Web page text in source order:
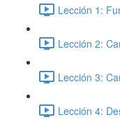
Lección 1:
Lección 2:
Lección 3:
Lección 4: